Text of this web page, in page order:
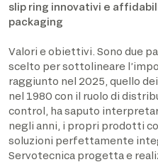
slip ring innovativi e
packaging
Valori e obiettivi. Sono due
scelto per sottolineare
raggiunto nel 2025, quello
nel 1980 con il ruolo di
control, ha saputo
negli anni, i propri prodotti
soluzioni perfettamente
Servotecnica progetta e